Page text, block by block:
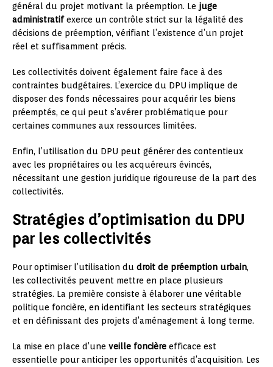
général du projet motivant la préemption. Le juge
administratifexerce un contrôle strict sur la légalité des
décisions de préemption, vérifiant l’existence d’un projet
réel et suffisamment précis.
Les collectivités doivent également faire face à des
contraintes budgétaires. L’exercice du DPU implique de
disposer des fonds nécessaires pour acquérir les biens
préemptés, ce qui peut s’avérer problématique pour
certaines communes aux ressources limitées.
Enfin, l’utilisation du DPU peut générer des contentieux
avec les propriétaires ou les acquéreurs évincés,
nécessitant une gestion juridique rigoureuse de la part des
collectivités.
Stratégies d’optimisation du DPU
par les collectivités
Pour optimiser l’utilisation du droit de préemption urbain,
les collectivités peuvent mettre en place plusieurs
stratégies. La première consiste à élaborer une véritable
politique foncière, en identifiant les secteurs stratégiques
et en définissant des projets d’aménagement à long terme.
La mise en place d’une veille foncière efficace est
essentielle pour anticiper les opportunités d’acquisition. Les